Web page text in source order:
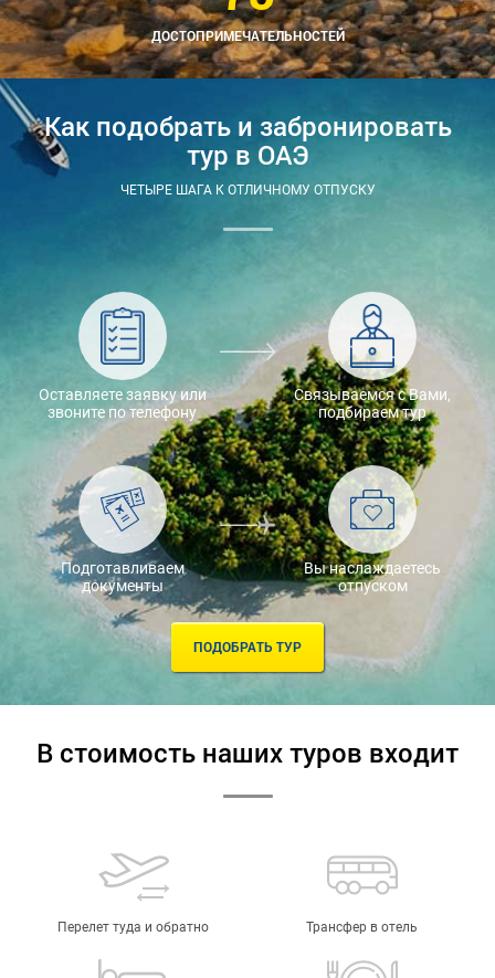
ДОСТОПРИМЕЧАТЕЛЬНОСТЕЙ
Как подобрать и забронировать
тур в ОАЭ
ЧЕТЫРЕ ШАГА К ОТЛИЧНОМУ ОТПУСКУ
Оставляете заявку или
звоните по телефону
Связываемся с Вами,
подбираем тур
Подготавливаем
документы
Вы наслаждаетесь
отпуском
ПОДОБРАТЬ ТУР
В стоимость наших туров входит
Перелет туда и обратно Трансфер в отель